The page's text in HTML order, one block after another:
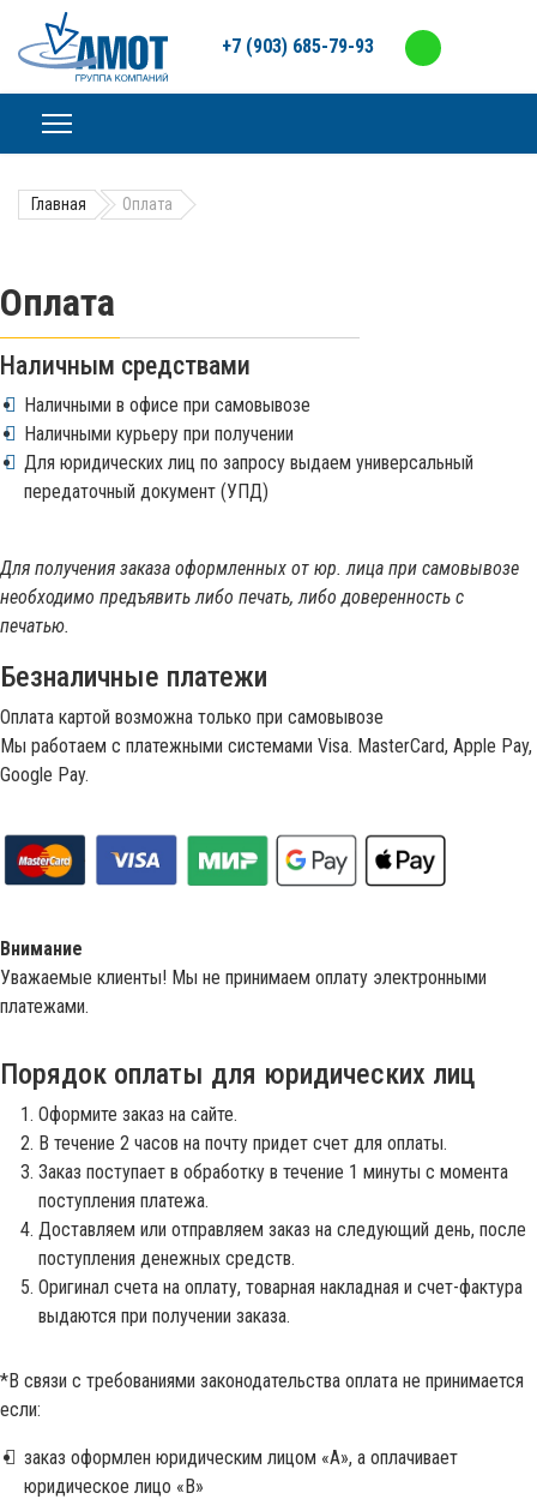
+7 (903) 685-79-93
Главная Оплата
Оплата
Наличным средствами
Наличными в офисе при самовывозе
Наличными курьеру при получении
Для юридических лиц по запросу выдаем универсальный
передаточный документ (УПД)
Для получения заказа оформленных от юр. лица при самовывозе
необходимо предъявить либо печать, либо доверенность с
печатью.
Безналичные платежи
Оплата картой возможна только при самовывозе
Мы работаем с платежными системами Visa. MasterCard, Apple Pay,
Google Pay.
Внимание
Уважаемые клиенты! Мы не принимаем оплату электронными
платежами.
Порядок оплаты для юридических лиц
Оформите заказ на сайте.
В течение 2 часов на почту придет счет для оплаты.
Заказ поступает в обработку в течение 1 минуты с момента
поступления платежа.
Доставляем или отправляем заказ на следующий день, после
поступления денежных средств.
Оригинал счета на оплату, товарная накладная и счет-фактура
выдаются при получении заказа.
*В связи с требованиями законодательства оплата не принимается
если:
заказ оформлен юридическим лицом «A», а оплачивает
юридическое лицо «B»